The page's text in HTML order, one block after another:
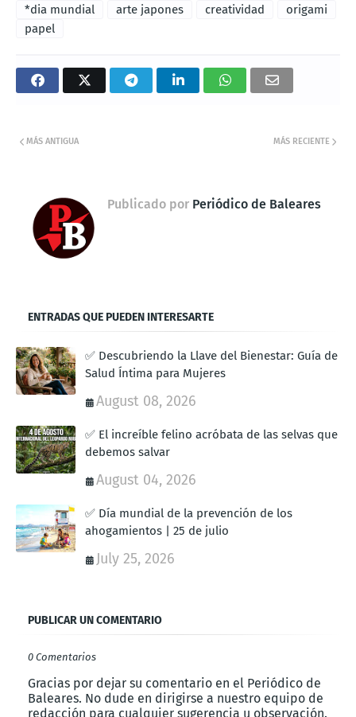
*dia mundial arte japones creatividad
origami
papel
MÁS RECIENTE
MÁS ANTIGUA
Publicado por Periódico de Baleares
ENTRADAS QUE PUEDEN INTERESARTE
✅ Descubriendo la Llave del Bienestar: Guía de
Salud Íntima para Mujeres
August 08, 2026
✅ El increíble felino acróbata de las selvas que
debemos salvar
August 04, 2026
✅ Día mundial de la prevención de los
ahogamientos | 25 de julio
July 25, 2026
PUBLICAR UN COMENTARIO
0 Comentarios
Gracias por dejar su comentario en el Periódico de
Baleares. No dude en dirigirse a nuestro equipo de
redacción para cualquier sugerencia u observación.